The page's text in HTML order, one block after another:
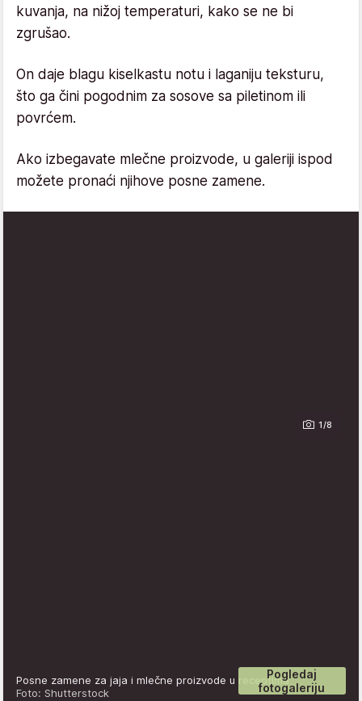
kuvanja, na nižoj temperaturi, kako se ne bi
zgrušao.
On daje blagu kiselkastu notu i laganiju teksturu,
što ga čini pogodnim za sosove sa piletinom ili
povrćem.
Ako izbegavate mlečne proizvode, u galeriji ispod
možete pronaći njihove posne zamene.
1/8
Pogledaj
fotogaleriju
Posne zamene za jaja i mlečne proizvode u receptima
Foto: Shutterstock